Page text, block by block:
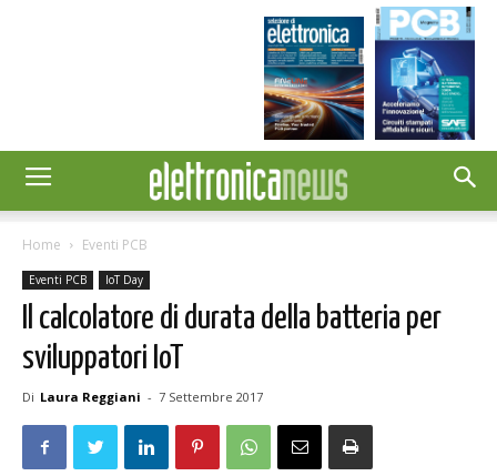
Home Eventi PCB
Eventi PCB IoT Day
Il calcolatore di durata della batteria per
sviluppatori IoT
Di Laura Reggiani - 7 Settembre 2017